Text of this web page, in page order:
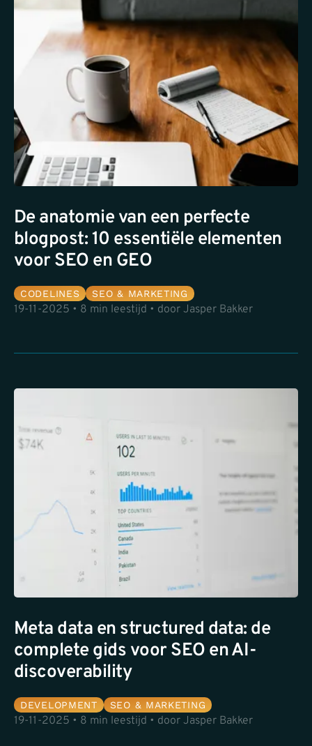
De anatomie van een perfecte
blogpost: 10 essentiële elementen
voor SEO en GEO
CODELINES SEO & MARKETING
19-11-2025 • 8 min leestijd • door Jasper Bakker
Meta data en structured data: de
complete gids voor SEO en AI-
discoverability
DEVELOPMENT SEO & MARKETING
19-11-2025 • 8 min leestijd • door Jasper Bakker